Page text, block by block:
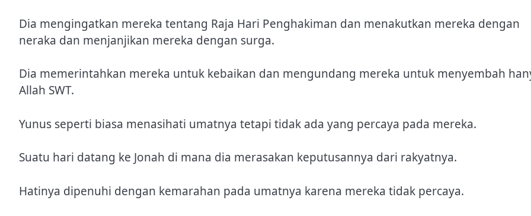
Dia mengingatkan mereka tentang Raja Hari Penghakiman dan menakutkan mereka dengan
neraka dan menjanjikan mereka dengan surga.
Dia memerintahkan mereka untuk kebaikan dan mengundang mereka untuk menyembah
Allah SWT.
Yunus seperti biasa menasihati umatnya tetapi tidak ada yang percaya pada mereka.
Suatu hari datang ke Jonah di mana dia merasakan keputusannya dari rakyatnya.
Hatinya dipenuhi dengan kemarahan pada umatnya karena mereka tidak percaya.